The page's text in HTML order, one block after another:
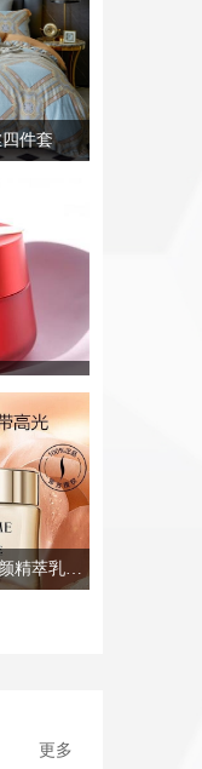
更多
件套
兰蔻LANCOME菁纯臻颜精萃乳霜60ml